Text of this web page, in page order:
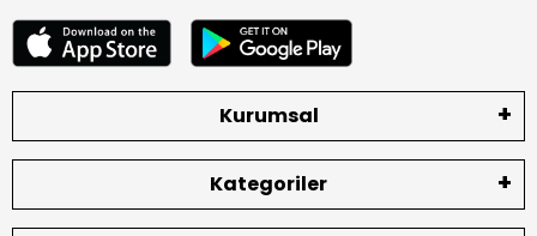
Kurumsal
Kategoriler